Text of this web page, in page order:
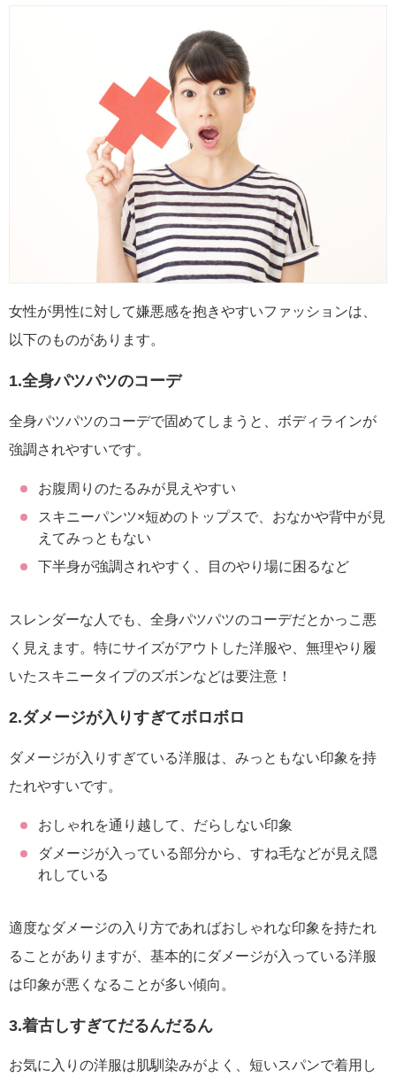
女性が男性に対して嫌悪感を抱きやすいファッションは、
以下のものがあります。
1.全身パツパツのコーデ
全身パツパツのコーデで固めてしまうと、ボディラインが
強調されやすいです。
お腹周りのたるみが見えやすい
スキニーパンツ×短めのトップスで、おなかや背中が見
えてみっともない
下半身が強調されやすく、目のやり場に困るなど
スレンダーな人でも、全身パツパツのコーデだとかっこ悪
く見えます。特にサイズがアウトした洋服や、無理やり履
いたスキニータイプのズボンなどは要注意！
2.ダメージが入りすぎてボロボロ
ダメージが入りすぎている洋服は、みっともない印象を持
たれやすいです。
おしゃれを通り越して、だらしない印象
ダメージが入っている部分から、すね毛などが見え隠
れしている
適度なダメージの入り方であればおしゃれな印象を持たれ
ることがありますが、基本的にダメージが入っている洋服
は印象が悪くなることが多い傾向。
3.着古しすぎてだるんだるん
お気に入りの洋服は肌馴染みがよく、短いスパンで着用し